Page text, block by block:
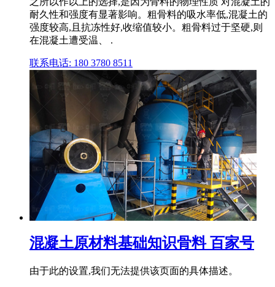
耐久性和强度有显著影响。粗骨料的吸水率低,混凝土的
强度较高,且抗冻性好,收缩值较小。粗骨料过于坚硬,则
在混凝土遭受温、 .
联系电话: 180 3780 8511
混凝土原材料基础知识骨料 百家号
由于此的设置,我们无法提供该页面的具体描述。